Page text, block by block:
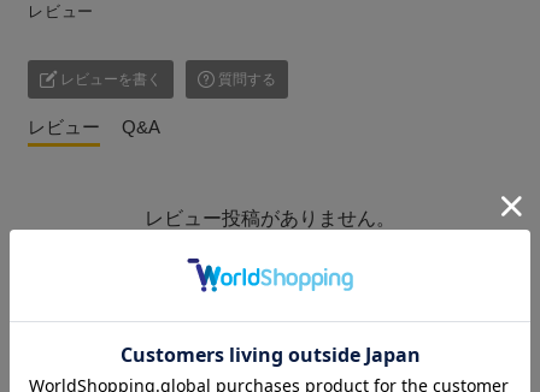
レビュー
レビューを書く 質問する
レビュー Q&A
レビュー投稿がありません。